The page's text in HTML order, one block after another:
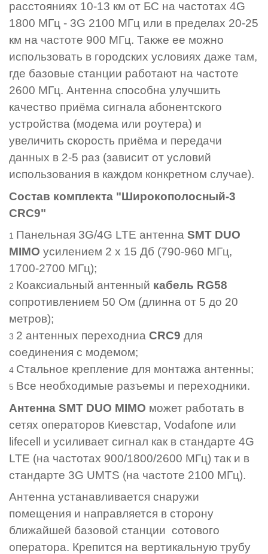
расстояниях 10-13 км от БС на частотах 4G
1800 МГц - 3G 2100 МГц или в пределах 20-25
км на частоте 900 МГц. Также ее можно
использовать в городских условиях даже там,
где базовые станции работают на частоте
2600 МГц. Антенна способна улучшить
качество приёма сигнала абонентского
устройства (модема или роутера) и
увеличить скорость приёма и передачи
данных в 2-5 раз (зависит от условий
использования в каждом конкретном случае).
Состав комплекта "Широкополосный-3
CRC9"
Панельная 3G/4G LTE антенна SMT DUO
MIMO усилением 2 х 15 Дб (790-960 МГц,
1700-2700 МГц);
Коаксиальный антенный кабель RG58
сопротивлением 50 Ом (длинна от 5 до 20
метров);
2 антенных переходниа CRC9 для
соединения с модемом;
Стальное крепление для монтажа антенны;
Все необходимые разъемы и переходники.
Антенна SMT DUO MIMO может работать в
сетях операторов Киевстар, Vodafone или
lifecell и усиливает сигнал как в стандарте 4G
LTE (на частотах 900/1800/2600 МГц) так и в
стандарте 3G UMTS (на частоте 2100 МГц).
Антенна устанавливается снаружи
помещения и направляется в сторону
ближайшей базовой станции сотового
оператора. Крепится на вертикальную трубу